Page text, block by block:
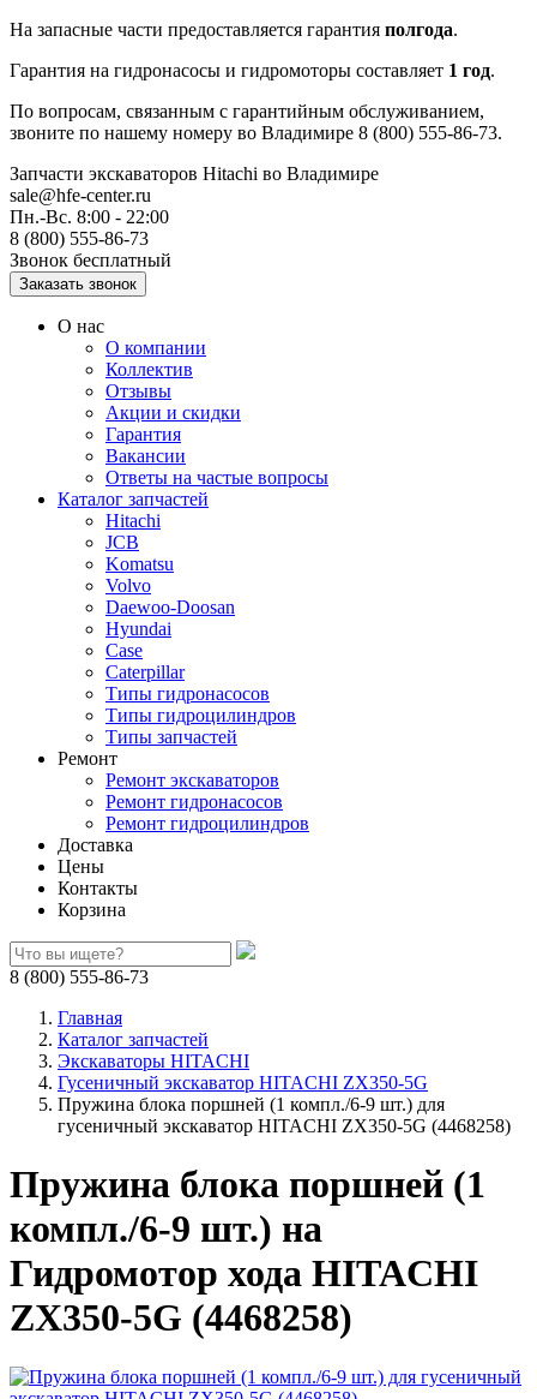
На запасные части предоставляется гарантия полгода.
Гарантия на гидронасосы и гидромоторы составляет 1 год.
По вопросам, связанным с гарантийным обслуживанием,
звоните по нашему номеру во Владимире 8 (800) 555-86-73.
Запчасти экскаваторов Hitachi во Владимире
sale@hfe-center.ru
Пн.-Вс. 8:00 - 22:00
8 (800) 555-86-73
Звонок бесплатный
О нас
О компании
Коллектив
Отзывы
Акции и скидки
Гарантия
Вакансии
Ответы на частые вопросы
Каталог запчастей
Hitachi
JCB
Komatsu
Volvo
Daewoo-Doosan
Hyundai
Case
Caterpillar
Типы гидронасосов
Типы гидроцилиндров
Типы запчастей
Ремонт
Ремонт экскаваторов
Ремонт гидронасосов
Ремонт гидроцилиндров
Доставка
Цены
Контакты
Корзина
8 (800) 555-86-73
Главная
Каталог запчастей
Экскаваторы HITACHI
Гусеничный экскаватор HITACHI ZX350-5G
Пружина блока поршней (1 компл./6-9 шт.) для
гусеничный экскаватор HITACHI ZX350-5G (4468258)
Пружина блока поршней (1
компл./6-9 шт.) на
Гидромотор хода HITACHI
ZX350-5G (4468258)